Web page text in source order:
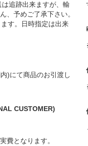
追跡出来ますが、輸
、予めご了承下さい。
す。日時指定は出来
)にて商品のお引渡し
CUSTOMER)
費となります。